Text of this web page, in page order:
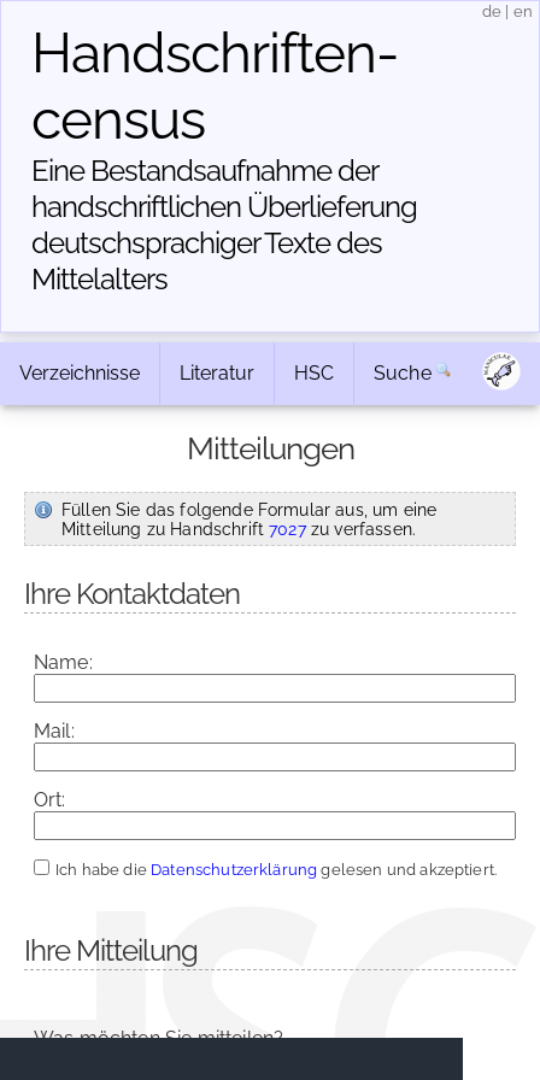
Handschriften­
census
Eine Bestandsaufnahme der
handschriftlichen Über­lieferung
deutschsprachiger Texte des
Mittelalters
de en
Verzeichnisse Literatur HSC Suche
Mitteilungen
Füllen Sie das folgende Formular aus, um eine
Mitteilung zu Handschrift7027zu verfassen.
Ihre Kontaktdaten
Name:
Mail:
Ort:
Ich habe die Datenschutzerklärung gelesen und akzeptiert.
Ihre Mitteilung
Was möchten Sie mitteilen?